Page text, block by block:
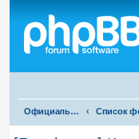
Официальная русская поддержка phpBB3